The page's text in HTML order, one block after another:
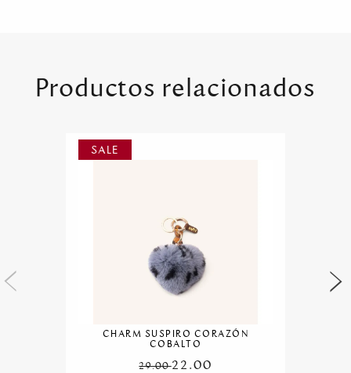
Productos relacionados
CHARM SUSPIRO CORAZÓN
COBALTO
29.0022.00